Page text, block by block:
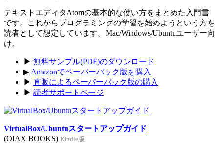
テキストエディタAtomの基本的な使い方をまとめた入門書
です。これからプログラミングの学習を始めようという方を
読者として想定しています。Mac/Windows/Ubuntuユーザー向
け。
▶ 無料サンプル(PDF)のダウンロード
▶ Amazonでペーパーバック版を購入
▶ 直販によるペーパーバック版の購入
▶ 読者サポートページ
VirtualBox/Ubuntuスタートアップガイド
(OIAX BOOKS) Kindle版